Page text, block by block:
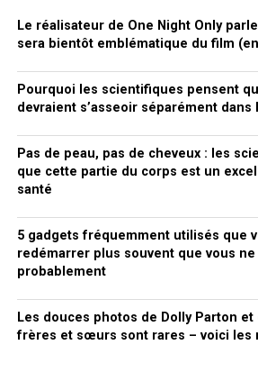
Le réalisateur de One Night Only
sera bientôt emblématique du film
Pourquoi les scientifiques pensent
devraient s’asseoir séparément dans
Pas de peau, pas de cheveux : les
que cette partie du corps est un
santé
5 gadgets fréquemment utilisés que
redémarrer plus souvent que vous
probablement
Les douces photos de Dolly Parton
frères et sœurs sont rares – voici les